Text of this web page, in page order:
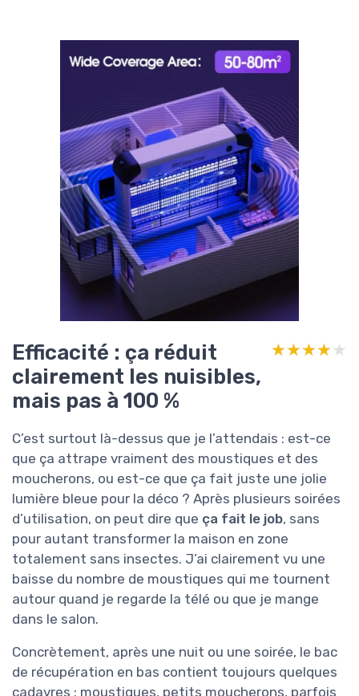
Efficacité : ça réduit
clairement les nuisibles,
mais pas à 100 %
★★★★★
★★★★★
C’est surtout là-dessus que je l’attendais : est-ce
que ça attrape vraiment des moustiques et des
moucherons, ou est-ce que ça fait juste une jolie
lumière bleue pour la déco ? Après plusieurs soirées
d’utilisation, on peut dire que ça fait le job, sans
pour autant transformer la maison en zone
totalement sans insectes. J’ai clairement vu une
baisse du nombre de moustiques qui me tournent
autour quand je regarde la télé ou que je mange
dans le salon.
Concrètement, après une nuit ou une soirée, le bac
de récupération en bas contient toujours quelques
cadavres : moustiques, petits moucherons, parfois